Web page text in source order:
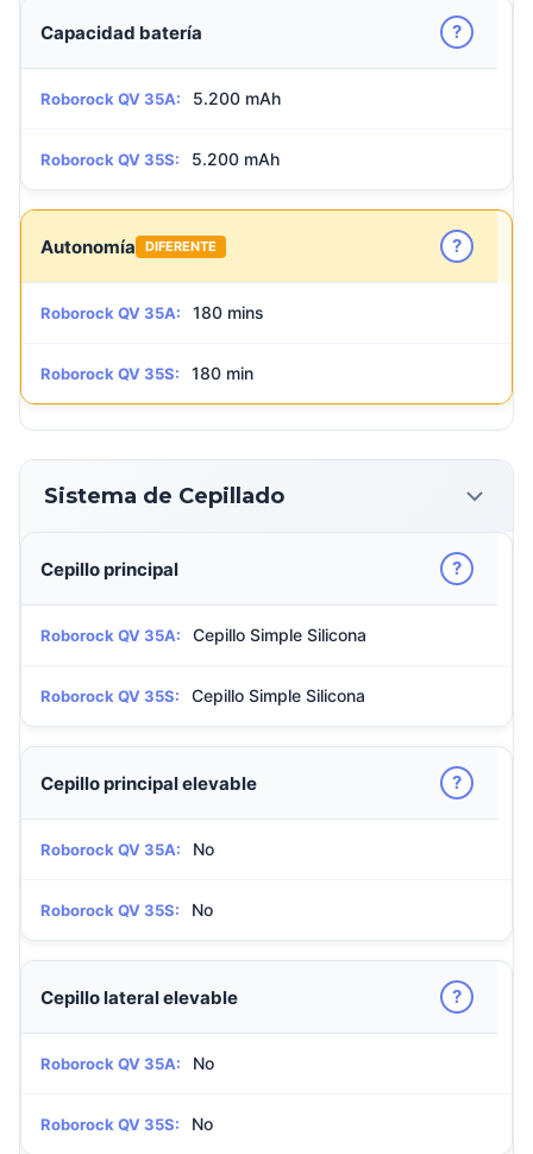
Capacidad batería ?
Roborock QV 35A: 5.200 mAh
Roborock QV 35S: 5.200 mAh
Autonomía DIFERENTE ?
Roborock QV 35A: 180 mins
Roborock QV 35S: 180 min
Sistema de Cepillado
Cepillo principal ?
Roborock QV 35A: Cepillo Simple Silicona
Roborock QV 35S: Cepillo Simple Silicona
Cepillo principal elevable ?
Roborock QV 35A: No
Roborock QV 35S: No
Cepillo lateral elevable ?
Roborock QV 35A: No
Roborock QV 35S: No